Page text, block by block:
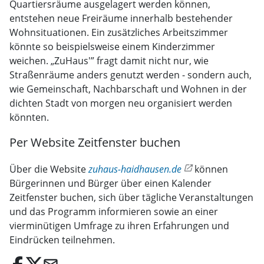
Quartiersräume ausgelagert werden können,
entstehen neue Freiräume innerhalb bestehender
Wohnsituationen. Ein zusätzliches Arbeitszimmer
könnte so beispielsweise einem Kinderzimmer
weichen. „ZuHaus'” fragt damit nicht nur, wie
Straßenräume anders genutzt werden - sondern auch,
wie Gemeinschaft, Nachbarschaft und Wohnen in der
dichten Stadt von morgen neu organisiert werden
könnten.
Per Website Zeitfenster buchen
Über die Websitezuhaus-haidhausen.de
können
Bürgerinnen und Bürger über einen Kalender
Zeitfenster buchen, sich über tägliche Veranstaltungen
und das Programm informieren sowie an einer
vierminütigen Umfrage zu ihren Erfahrungen und
Eindrücken teilnehmen.